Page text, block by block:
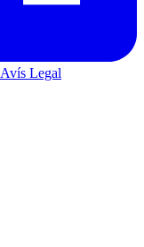
Avís Legal